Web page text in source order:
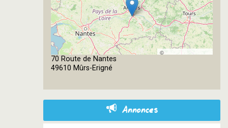
©
70 Route de Nantes
49610 Mûrs-Erigné
Annonces